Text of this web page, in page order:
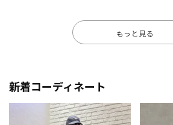
もっと見る
新着コーディネート